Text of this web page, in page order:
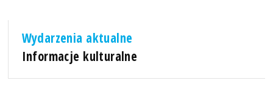
Wydarzenia aktualne
Informacje kulturalne